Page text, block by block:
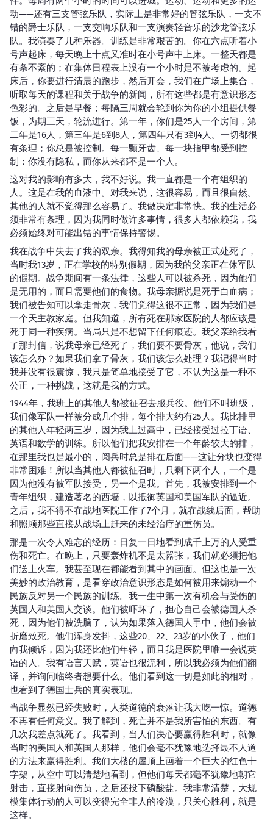
动——还有三支管弦乐队，实际上是非常好的管弦乐队，一支不
错的爵士乐队，一支交响乐队和一支演奏轻音乐的沙龙管弦乐
队。我演奏了几种乐器。训练是非常艰苦的。你在六点听着小
号声起床，每天晚上十点又准时在小号声中上床。一整天都是
有条不紊的；在集体日程表上没有一个小时是不被考虑的。起
床后，你要进行清晨的跑步，然后开会，我们在广场上集合，
听取每天的课程和关于战争的新闻，所有这些都是有意识形态
色彩的。之后是早餐；每隔三周就会轮到你为你的小组提供餐
饭，为期三天，轮流进行。第一年，你们是25人一个房间，第
二年是16人，第三年是6到8人，第四年只有3到4人。一切都很
有条理；你总是被控制。每一颗牙齿、每一块指甲都受到控
制：你没有隐私，而你从来都不是一个人。
这对我的影响有多大，我不好说。我一直都是一个有组织的
人。这是在我的血液中。对我来说，这很容易，而且很自然。
其他的人就不觉得那么容易了。我做决定非常快。我的生活必
须非常有条理，因为我同时做许多事情，很多人都依赖我，我
必须始终对可能出错的事情保持警惕。
我在战争中失去了我的双亲。我得知我的母亲被正式处死了，
当时我13岁，正在学校的特别假期，因为我的父亲正在休军队
的假期。战争期间有一条法律，这些人可以被杀死，因为他们
是无用的，而且需要他们的食物。我母亲据说是死于白血病；
我们被告知可以拿走骨灰，我们觉得这很不正常，因为我们是
一个天主教家庭。但我知道，所有死在那家医院的人都应该是
死于同一种疾病。当局只是不想留下任何痕迹。我父亲给我看
了那封信，说我母亲已经死了，我们要不要骨灰，他说，我们
该怎么办？如果我们拿了骨灰，我们该怎么处理？我记得当时
我并没有很震惊，我只是简单地接受了它，不认为这是一种不
公正，一种挑战，这就是我的方式。
1944年，我班上的其他人都被征召去服兵役。他们不叫班级，
我们像军队一样被分成几个排，每个排大约有25人。我比排里
的其他人年轻两三岁，因为我上过高中，已经接受过拉丁语、
英语和数学的训练。所以他们把我安排在一个年龄较大的排，
在那里我也是最小的，阅兵时总是排在后面——这让分块也变得
非常困难！所以当其他人都被征召时，只剩下两个人，一个是
因为他没有被军队接受，另一个是我。首先，我被安排到一个
青年组织，建造著名的西墙，以抵御英国和美国军队的逼近。
之后，我不得不在战地医院工作了7个月，就在战线后面，帮助
和照顾那些直接从战场上赶来的未经治疗的重伤员。
那是一次令人难忘的经历：日复一日地看到成千上万的人受重
伤和死亡。在晚上，只要轰炸机不是太嚣张，我们就必须把他
们送上火车。我甚至现在都能看到其中的画面。但这也是一次
美妙的政治教育，是看穿政治意识形态是如何被用来煽动一个
民族反对另一个民族的训练。我一生中第一次有机会与受伤的
英国人和美国人交谈。他们被吓坏了，担心自己会被德国人杀
死，因为他们被洗脑了，认为如果落入德国人手中，他们会被
折磨致死。他们浑身发抖，这些20、22、23岁的小伙子，他们
向我倾诉，因为我还比他们年轻，而且我是医院里唯一会说英
语的人。我有语言天赋，英语也很流利，所以我必须为他们翻
译，并询问临终者想要什么。他们看到这一切是如此的相对，
也看到了德国士兵的真实表现。
当战争显然已经失败时，人类道德的衰落让我大吃一惊。道德
不再有任何意义。我了解到，死亡并不是我所害怕的东西。有
几次我差点就死了。我看到，当人们决心要赢得胜利时，就像
当时的美国人和英国人那样，他们会毫不犹豫地选择最不人道
的方法来赢得胜利。我们大楼的屋顶上画着一个巨大的红色十
字架，从空中可以清楚地看到，但他们每天都毫不犹豫地朝它
射击，直接射向伤员，之后还投下磷酸盐。我非常清楚，大规
模集体行动的人可以变得完全非人的冷漠，只关心胜利，就是
这样。